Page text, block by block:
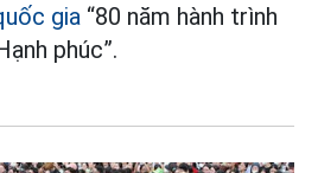
gia “80 năm hành trình
phúc”.